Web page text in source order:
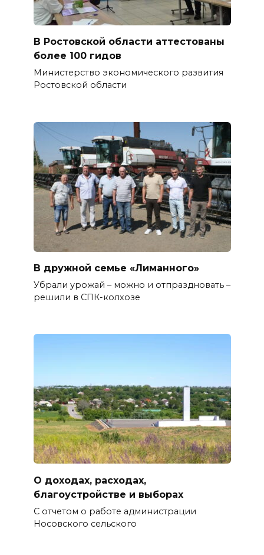
В Ростовской области аттестованы
более 100 гидов
Министерство экономического развития
Ростовской области
В дружной семье «Лиманного»
Убрали урожай – можно и отпраздновать –
решили в СПК-колхозе
О доходах, расходах,
благоустройстве и выборах
С отчетом о работе администрации
Носовского сельского